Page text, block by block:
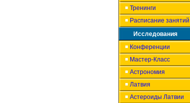
Тренинги
Расписание занятий
Исследования
Конференции
Мастер-Класс
Астрономия
Латвия
Астероиды Латвии